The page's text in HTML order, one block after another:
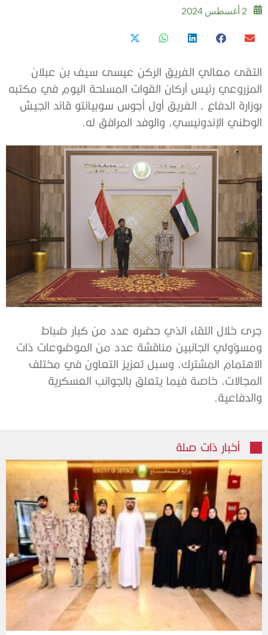
2 أغسطس 2024
التقى معالي الفريق الركن عيسى سيف بن عبلان
المزروعي رئيس أركان القوات المسلحة اليوم في مكتبه
بوزارة الدفاع ، الفريق أول أجوس سوبيانتو قائد الجيش
الوطني الإندونيسي، والوفد المرافق له.
جرى خلال اللقاء الذي حضره عدد من كبار ضباط
ومسؤولي الجانبين مناقشة عدد من الموضوعات ذات
الاهتمام المشترك، وسبل تعزيز التعاون في مختلف
المجالات، خاصة فيما يتعلق بالجوانب العسكرية
والدفاعية.
أخبار ذات صلة